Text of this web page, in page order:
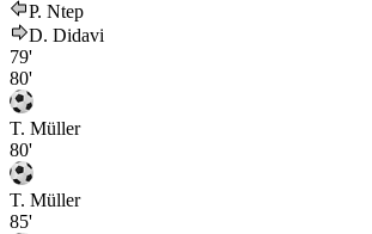
P. Ntep
D. Didavi
79'
80'
T. Müller
80'
T. Müller
85'